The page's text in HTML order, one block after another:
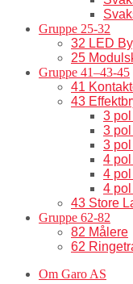
Gruppe 25-32
32 LED
25
Gruppe 41–43-45
41
43
3
3
3
4
4
4
43 Store
Gruppe 62-82
82 Målere
62
Om Garo AS